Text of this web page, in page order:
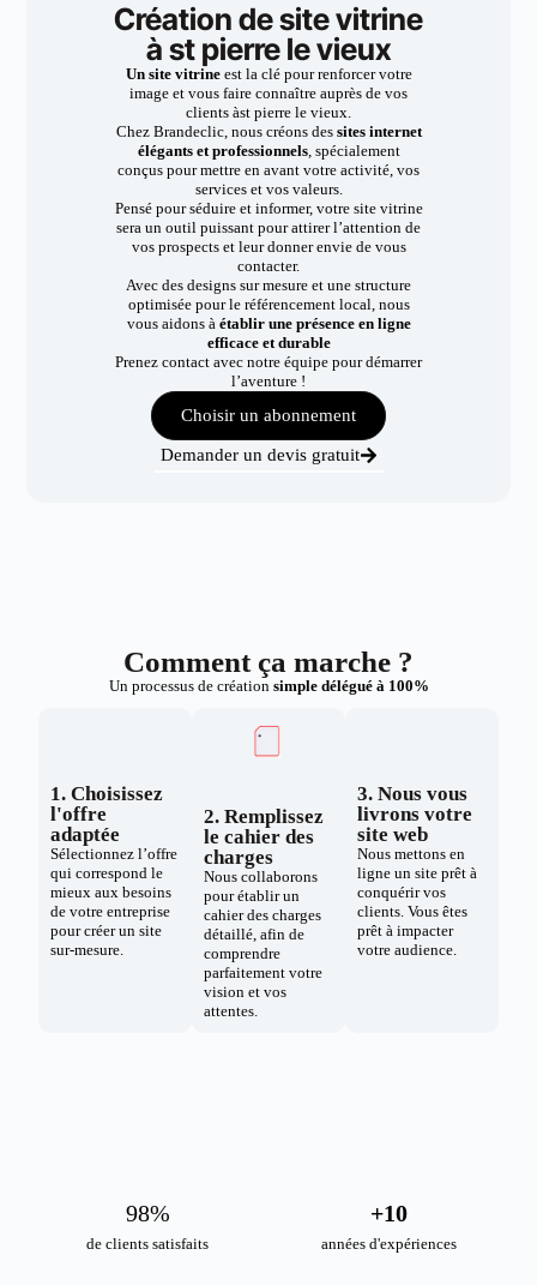
Création de site vitrine
à st pierre le vieux
Un site vitrineest la clé pour renforcer votre
image et vous faire connaître auprès de vos
clients àst pierre le vieux.
Chez Brandeclic, nous créons dessites internet
élégants et professionnels, spécialement
conçus pour mettre en avant votre activité, vos
services et vos valeurs.
Pensé pour séduire et informer, votre site vitrine
sera un outil puissant pour attirer l’attention de
vos prospects et leur donner envie de vous
contacter.
Avec des designs sur mesure et une structure
optimisée pour le référencement local, nous
vous aidons à établir une présence en ligne
efficace et durable
Prenez contact avec notre équipe pour démarrer
l’aventure !
Choisir un abonnement
Demander un devis gratuit
Comment ça marche ?
Un processus de création simple délégué à 100%
1. Choisissez
l'offre
adaptée
Sélectionnez l’offre
qui correspond le
mieux aux besoins
de votre entreprise
pour créer un site
sur-mesure.
2. Remplissez
le cahier des
charges
Nous collaborons
pour établir un
cahier des charges
détaillé, afin de
comprendre
parfaitement votre
vision et vos
attentes.
3. Nous vous
livrons votre
site web
Nous mettons en
ligne un site prêt à
conquérir vos
clients. Vous êtes
prêt à impacter
votre audience.
de clients satisfaits
98%
années d'expériences
+10